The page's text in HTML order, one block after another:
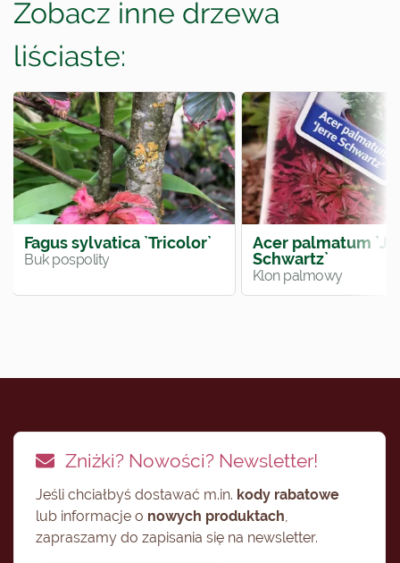
Zobacz inne drzewa
liściaste:
Fagus sylvatica `Tricolor`
Buk pospolity
Acer palmatum
Schwartz`
Klon palmowy
Zniżki? Nowości? Newsletter!
Jeśli chciałbyś dostawać m.in. kody rabatowe
lub informacje o nowych produktach
zapraszamy do zapisania się na newsletter.